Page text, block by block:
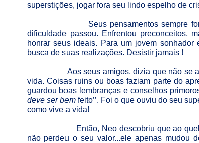
superstições, jogar fora seu lindo espelho de
Seus pensamentos sempre
dificuldade passou. Enfrentou preconceitos,
honrar seus ideais. Para um jovem
busca de suas realizações. Desistir jamais !
Aos seus amigos, dizia que não se
vida. Coisas ruins ou boas faziam parte do
guardou boas lembranças e conselhos
deve ser bem feito’’. Foi o que ouviu do seu
como vive a vida!
Então, Neo descobriu que ao
não perdeu o seu valor...ele apenas mudou